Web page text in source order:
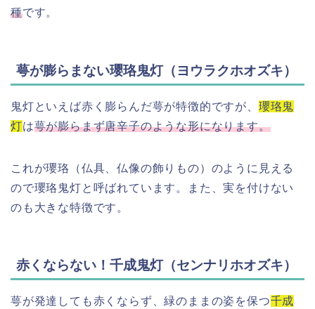
種です。
萼が膨らまない瓔珞鬼灯（ヨウラクホオズキ）
鬼灯といえば赤く膨らんだ萼が特徴的ですが、 瓔珞鬼
灯は萼が膨らまず唐辛子のような形になります。
これが瓔珞（仏具、仏像の飾りもの）のように見える
ので瓔珞鬼灯と呼ばれています。また、実を付けない
のも大きな特徴です。
赤くならない！千成鬼灯（センナリホオズキ）
萼が発達しても赤くならず、緑のままの姿を保つ千成